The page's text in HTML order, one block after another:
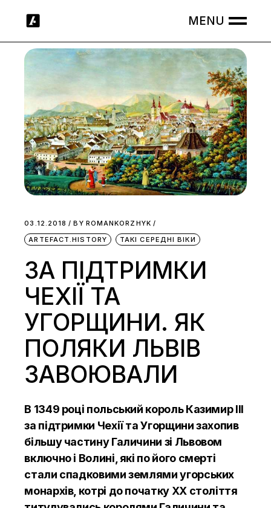
03.12.2018 BY ROMANKORZHYK
ARTEFACT.HISTORY
ТАКІ СЕРЕДНІ ВІКИ
ЗА ПІДТРИМКИ
ЧЕХІЇ ТА
УГОРЩИНИ. ЯК
ПОЛЯКИ ЛЬВІВ
ЗАВОЮВАЛИ
В 1349 році польський король Казимир III
за підтримки Чехії та Угорщини захопив
більшу частину Галичини зі Львовом
включно і Волині, які по його смерті
стали спадковими землями угорських
монархів, котрі до початку ХХ століття